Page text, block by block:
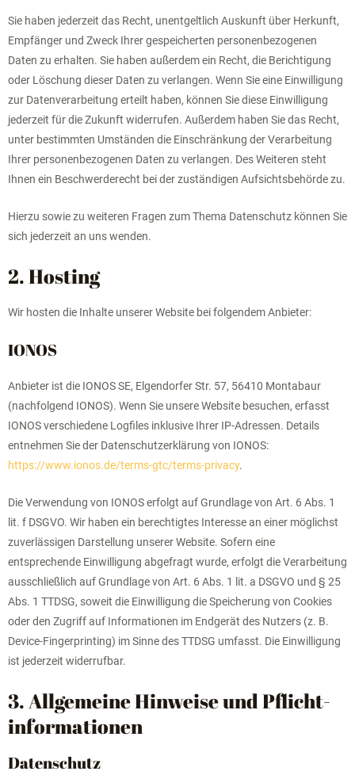
Sie haben jederzeit das Recht, unentgeltlich Auskunft über Herkunft,
Empfänger und Zweck Ihrer gespeicherten personenbezogenen
Daten zu erhalten. Sie haben außerdem ein Recht, die Berichtigung
oder Löschung dieser Daten zu verlangen. Wenn Sie eine Einwilligung
zur Datenverarbeitung erteilt haben, können Sie diese Einwilligung
jederzeit für die Zukunft widerrufen. Außerdem haben Sie das Recht,
unter bestimmten Umständen die Einschränkung der Verarbeitung
Ihrer personenbezogenen Daten zu verlangen. Des Weiteren steht
Ihnen ein Beschwerderecht bei der zuständigen Aufsichtsbehörde zu.
Hierzu sowie zu weiteren Fragen zum Thema Datenschutz können Sie
sich jederzeit an uns wenden.
2. Hosting
Wir hosten die Inhalte unserer Website bei folgendem Anbieter:
IONOS
Anbieter ist die IONOS SE, Elgendorfer Str. 57, 56410 Montabaur
(nachfolgend IONOS). Wenn Sie unsere Website besuchen, erfasst
IONOS verschiedene Logfiles inklusive Ihrer IP-Adressen. Details
entnehmen Sie der Datenschutzerklärung von IONOS:
https://www.ionos.de/terms-gtc/terms-privacy.
Die Verwendung von IONOS erfolgt auf Grundlage von Art. 6 Abs. 1
lit. f DSGVO. Wir haben ein berechtigtes Interesse an einer möglichst
zuverlässigen Darstellung unserer Website. Sofern eine
entsprechende Einwilligung abgefragt wurde, erfolgt die Verarbeitung
ausschließlich auf Grundlage von Art. 6 Abs. 1 lit. a DSGVO und § 25
Abs. 1 TTDSG, soweit die Einwilligung die Speicherung von Cookies
oder den Zugriff auf Informationen im Endgerät des Nutzers (z. B.
Device-Fingerprinting) im Sinne des TTDSG umfasst. Die Einwilligung
ist jederzeit widerrufbar.
3. Allgemeine Hinweise und Pflicht­
informationen
Datenschutz